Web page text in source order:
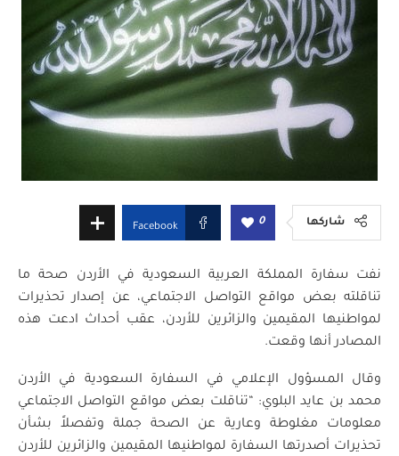
شاركها 0
Facebook
نفت سفارة المملكة العربية السعودية في الأردن صحة ما
تناقلته بعض مواقع التواصل الاجتماعي، عن إصدار تحذيرات
لمواطنيها المقيمين والزائرين للأردن، عقب أحداث ادعت هذه
المصادر أنها وقعت.
وقال المسؤول الإعلامي في السفارة السعودية في الأردن
محمد بن عايد البلوي: “تناقلت بعض مواقع التواصل الاجتماعي
معلومات مغلوطة وعارية عن الصحة جملة وتفصلاً بشأن
تحذيرات أصدرتها السفارة لمواطنيها المقيمين والزائرين للأردن